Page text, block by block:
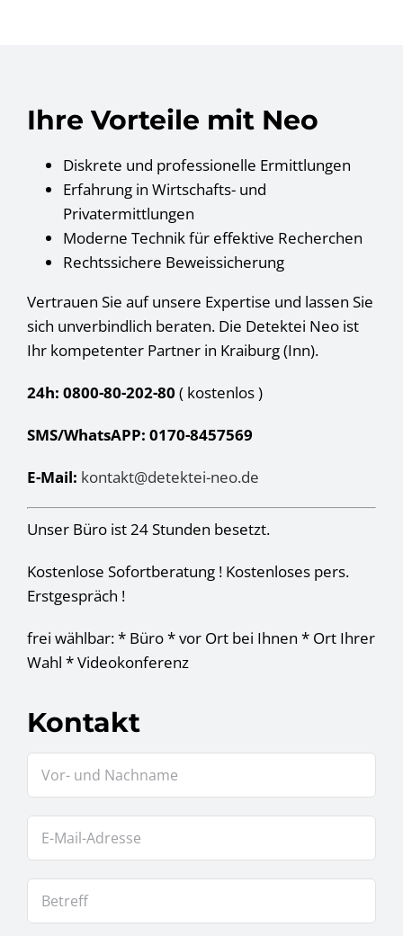
Ihre Vorteile mit Neo
Diskrete und professionelle Ermittlungen
Erfahrung in Wirtschafts- und
Privatermittlungen
Moderne Technik für effektive Recherchen
Rechtssichere Beweissicherung
Vertrauen Sie auf unsere Expertise und lassen Sie
sich unverbindlich beraten. Die Detektei Neo ist
Ihr kompetenter Partner in Kraiburg (Inn).
24h: 0800-80-202-80 ( kostenlos)
SMS/WhatsAPP: 0170-8457569
E-Mail: kontakt@detektei-neo.de
Unser Büro ist 24 Stunden besetzt.
Kostenlose Sofortberatung ! Kostenloses pers.
Erstgespräch !
frei wählbar: * Büro * vor Ort bei Ihnen * Ort Ihrer
Wahl * Videokonferenz
Kontakt